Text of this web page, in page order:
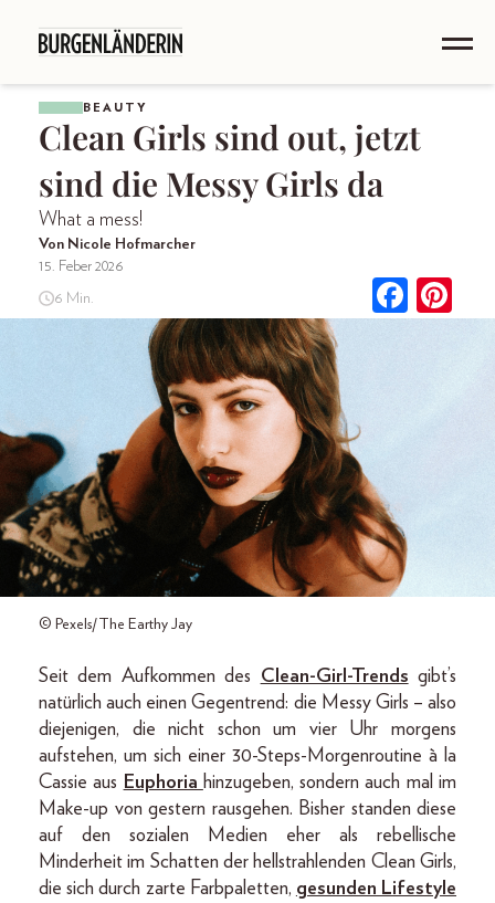
BEAUTY
Clean Girls sind out, jetzt
sind die Messy Girls da
What a mess!
Von Nicole Hofmarcher
15. Feber 2026
6 Min.
© Pexels/The Earthy Jay
Seit dem Aufkommen des Clean-Girl-Trends gibt’s
natürlich auch einen Gegentrend: die Messy Girls – also
diejenigen, die nicht schon um vier Uhr morgens
aufstehen, um sich einer 30-Steps-Morgenroutine à la
Cassie aus Euphoria hinzugeben, sondern auch mal im
Make-up von gestern rausgehen. Bisher standen diese
auf den sozialen Medien eher als rebellische
Minderheit im Schatten der hellstrahlenden Clean Girls,
die sich durch zarte Farbpaletten, gesunden Lifestyle